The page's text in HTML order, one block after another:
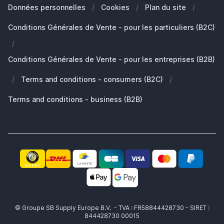
Clients Professionals (B2B)
Pas satisfait? Le produit vous est remboursé!
Travailler chez SB Supply
Mon compte
Données personnelles / Cookies / Plan du site /
Conditions Générales de Vente - pour les particuliers (B2C)
/
Conditions Générales de Vente - pour les entreprises (B2B)
/ Terms and conditions - consumers (B2C) /
Terms and conditions - business (B2B)
© Groupe SB Supply Europe B.V. - TVA : FR58844428730 - SIRET :
844428730 00015